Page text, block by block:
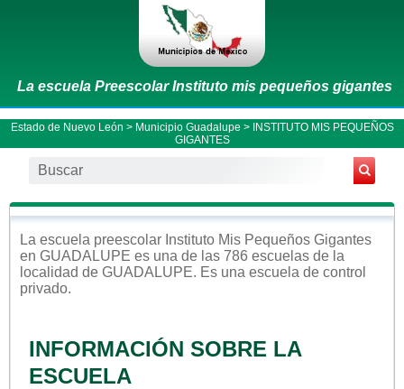
La escuela Preescolar Instituto mis pequeños gigantes
Estado de Nuevo León > Municipio Guadalupe > INSTITUTO MIS PEQUEÑOS
GIGANTES
La escuela preescolar Instituto Mis Pequeños Gigantes
en GUADALUPE es una de las 786 escuelas de la
localidad de GUADALUPE. Es una escuela de control
privado.
INFORMACIÓN SOBRE LA
ESCUELA